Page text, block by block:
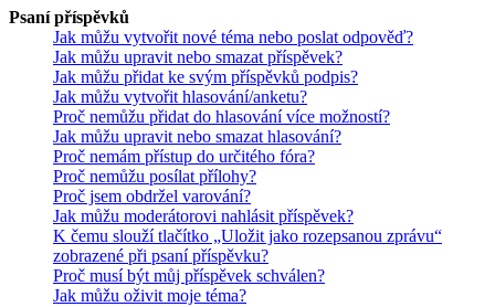
Psaní příspěvků
Jak můžu vytvořit nové téma nebo poslat odpověď?
Jak můžu upravit nebo smazat příspěvek?
Jak můžu přidat ke svým příspěvků podpis?
Jak můžu vytvořit hlasování/anketu?
Proč nemůžu přidat do hlasování více možností?
Jak můžu upravit nebo smazat hlasování?
Proč nemám přístup do určitého fóra?
Proč nemůžu posílat přílohy?
Proč jsem obdržel varování?
Jak můžu moderátorovi nahlásit příspěvek?
K čemu slouží tlačítko „Uložit jako rozepsanou zprávu“
zobrazené při psaní příspěvku?
Proč musí být můj příspěvek schválen?
Jak můžu oživit moje téma?